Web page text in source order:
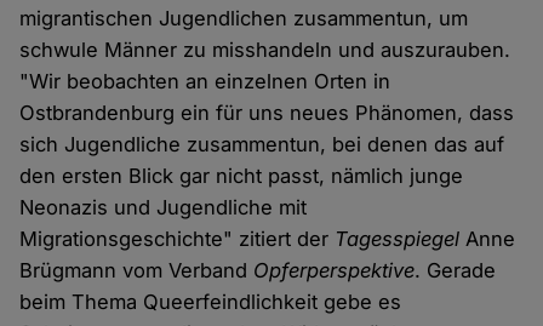
migrantischen Jugendlichen zusammentun, um
schwule Männer zu misshandeln und auszurauben.
"Wir beobachten an einzelnen Orten in
Ostbrandenburg ein für uns neues Phänomen, dass
sich Jugendliche zusammentun, bei denen das auf
den ersten Blick gar nicht passt, nämlich junge
Neonazis und Jugendliche mit
Migrationsgeschichte" zitiert der Tagesspiegel Anne
Brügmann vom Verband Opferperspektive. Gerade
beim Thema Queerfeindlichkeit gebe es